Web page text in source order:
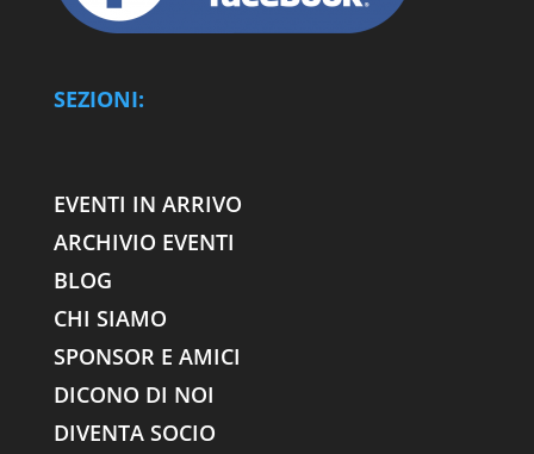
SEZIONI:
EVENTI IN ARRIVO
ARCHIVIO EVENTI
BLOG
CHI SIAMO
SPONSOR E AMICI
DICONO DI NOI
DIVENTA SOCIO